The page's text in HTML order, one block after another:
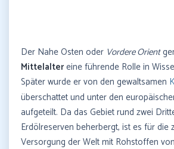
Der Nahe Osten oder Vordere Orient
Mittelaltereine führende Rolle in
Später wurde er von den gewaltsamen
überschattet und unter den
aufgeteilt. Da das Gebiet rund zwei
Erdölreserven beherbergt, ist es für die
Versorgung der Welt mit Rohstoffen